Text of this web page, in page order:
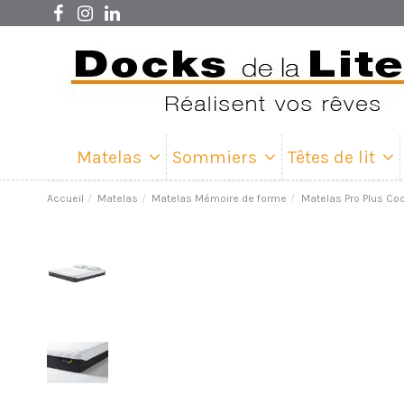
Matelas Sommiers Têtes de lit
Accueil Matelas Matelas Mémoire de forme Matelas Pro Plus